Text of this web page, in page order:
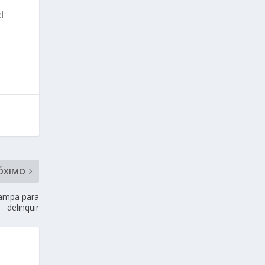
para
delinquir